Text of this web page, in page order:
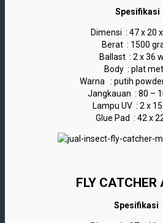
Spesifikasi
Dimensi : 47 x 20
Berat : 1500
Ballast : 2 x 36
Body : plat
Warna : putih
Jangkauan : 80 –
Lampu UV : 2 x
Glue Pad : 42 x
FLY CATCHER
Spesifikasi